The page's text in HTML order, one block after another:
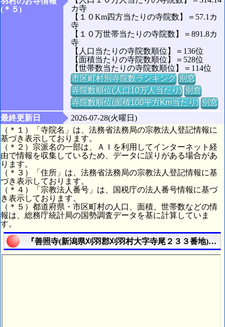
(＊５)
カ寺
【１０Km四方当たりの寺院数】＝57.1カ
寺
【１０万世帯当たりの寺院数】＝891.8カ
寺
【人口当たりの寺院数順位】＝136位
【面積当たりの寺院数順位】＝528位
【世帯数当たりの寺院数順位】＝114位
市区町村別寺院数ランキング 別窓
寺院数順位(人口10万人当たり) 別窓
寺院数順位(面積100平方Km当たり) 別窓
最終更新日
2026-07-28(火曜日)
（＊１）「寺院名」は、法務省法務局の宗教法人登記情報に
基づき表示しております。
（＊２）宗派名の一部は、ＡＩを利用してインターネット経
由で情報を収集しているため、データに誤りがある場合があ
ります。
（＊３）「住所」は、法務省法務局の宗教法人登記情報に基
づき表示しております。
（＊４）「宗教法人番号」は、国税庁の法人番号情報に基づ
き表示しております。
（＊５）都道府県・市区町村の人口、面積、世帯数などの情
報は、総務庁統計局の国勢調査データを基に計算していま
す。
『善照寺(新潟県刈羽郡刈羽村大字寺尾２３３番地)』